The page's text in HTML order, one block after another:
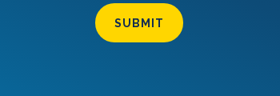
SUBMIT